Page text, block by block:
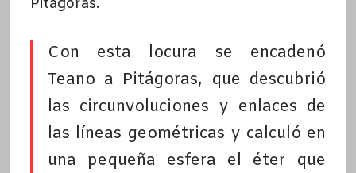
Pitágoras.
Con esta locura se encadenó
Teano a Pitágoras, que descubrió
las circunvoluciones y enlaces de
las líneas geométricas y calculó en
una pequeña esfera el éter que